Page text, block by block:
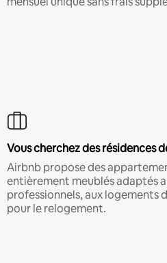
Vous cherchez des résidences
Airbnb propose des
entièrement meublés adaptés
professionnels, aux logements
pour le relogement.